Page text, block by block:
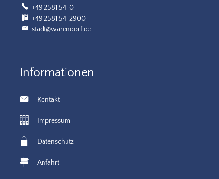
+49 2581 54-0
+49 2581 54-2900
stadt@warendorf.de
Informationen
Kontakt
Impressum
Datenschutz
Anfahrt